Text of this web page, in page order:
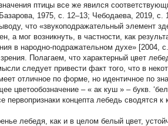
птицы все же явился
1975, с. 12–13; Чебодаева, 2019,
что «звукоподражательный элемент
а мог возникнуть, в частности, как
в народно-подражательном духе» [2004,
Полагаем, что характерный цвет
следует привести факт того, что в
отличное по форме, но идентичное по
цветообозначение – « ак куш » – букв.
концепта лебедь сводятся к
лебедя, как и в целом белый цвет,